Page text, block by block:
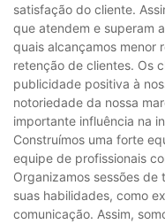
satisfação do cliente.
que atendem e superam
quais alcançamos menor
retenção de clientes. Os
publicidade positiva à
notoriedade da nossa
importante influência na
Construímos uma forte
equipe de profissionais
Organizamos sessões de
suas habilidades, como
comunicação. Assim,